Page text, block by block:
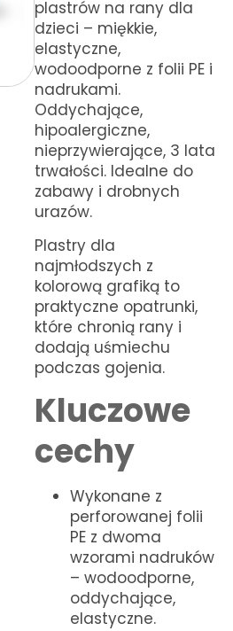
Kursy KPPplastrów na rany dla
dzieci – miękkie,
elastyczne,
wodoodporne z folii PE i
nadrukami.
Oddychające,
hipoalergiczne,
nieprzywierające, 3 lata
trwałości. Idealne do
zabawy i drobnych
urazów.
Plastry dla
najmłodszych z
kolorową grafiką to
praktyczne opatrunki,
które chronią rany i
dodają uśmiechu
podczas gojenia.
Kluczowe
cechy
Wykonane z
perforowanej folii
PE z dwoma
wzorami nadruków
– wodoodporne,
oddychające,
elastyczne.